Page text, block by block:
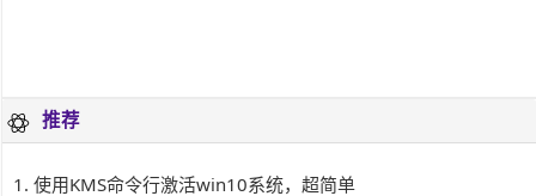
推荐
使用KMS命令行激活win10系统，超简单